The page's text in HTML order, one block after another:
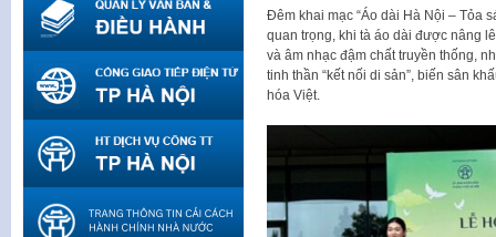
Đêm khai mạc “Áo dài Hà Nội – Tỏa
quan trọng, khi tà áo dài được nâng
và âm nhạc đậm chất truyền thống,
tinh thần “kết nối di sản”, biến sân
hóa Việt.